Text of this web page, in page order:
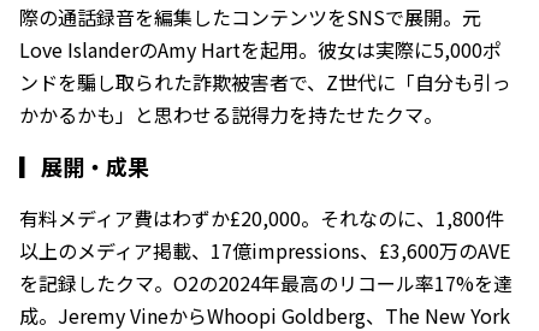
際の通話録音を編集したコンテンツをSNSで展開。元
Love IslanderのAmy Hartを起用。彼女は実際に5,000ポ
ンドを騙し取られた詐欺被害者で、Z世代に「自分も引っ
かかるかも」と思わせる説得力を持たせたクマ。
▎ 展開・成果
有料メディア費はわずか£20,000。それなのに、1,800件
以上のメディア掲載、17億impressions、£3,600万のAVE
を記録したクマ。O2の2024年最高のリコール率17%を達
成。Jeremy VineからWhoopi Goldberg、The New York